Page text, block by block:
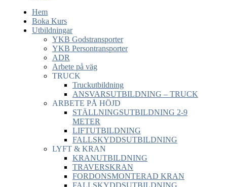
Hem
Boka Kurs
Utbildningar
YKB Godstransporter
YKB Persontransporter
ADR
Arbete på väg
TRUCK
Truckutbildning
ANSVARSUTBILDNING – TRUCK
ARBETE PÅ HÖJD
STÄLLNINGSUTBILDNING 2-9
METER
LIFTUTBILDNING
FALLSKYDDSUTBILDNING
LYFT & KRAN
KRANUTBILDNING
TRAVERSKRAN
FORDONSMONTERAD KRAN
FALLSKYDDSUTBILDNING